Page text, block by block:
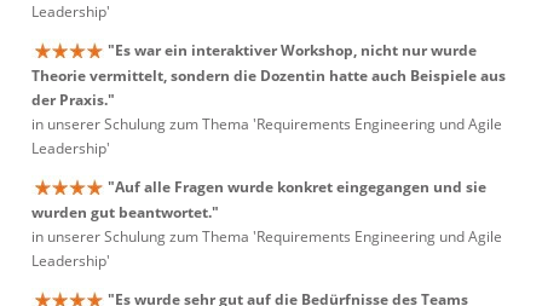
Leadership'
"Es war ein interaktiver Workshop, nicht nur wurde
Theorie vermittelt, sondern die Dozentin hatte auch Beispiele aus
der Praxis."
in unserer Schulung zum Thema 'Requirements Engineering und Agile
Leadership'
"Auf alle Fragen wurde konkret eingegangen und sie
wurden gut beantwortet."
in unserer Schulung zum Thema 'Requirements Engineering und Agile
Leadership'
"Es wurde sehr gut auf die Bedürfnisse des Teams